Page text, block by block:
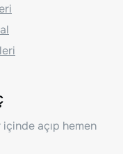
açıp hemen